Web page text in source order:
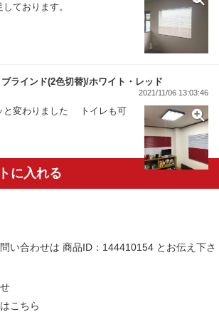
ております。
ラインド(2色切替)/ホワイト・レッド
2021/11/06 13:03:46
と変わりました トイレも可
に入れる
い合わせは 商品ID：144410154 とお伝え下さ
こちら